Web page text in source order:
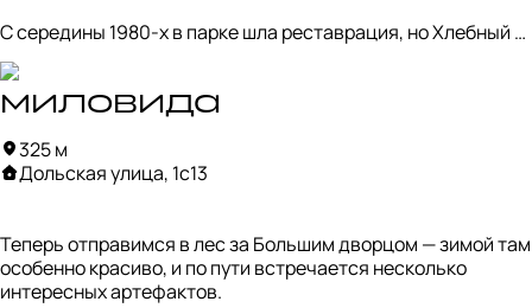
забвении.
С середины 1980-х в парке шла реставрация, но Хлебный
дом и Большой дворец долгое время оставались в руинах
— не было ясности, что с ними делать.
2005 году стартовали работы по восстановлению зданий.
Такое решение вызвало споры: искусствоведы,
историческую подлинность.
Но у Лужкова были свои планы. В итоге 2 сентября 2007
миловида
325 м
Дольская улица, 1с13
Теперь отправимся в лес за Большим дворцом — зимой там
особенно красиво, и по пути встречается несколько
интересных артефактов.